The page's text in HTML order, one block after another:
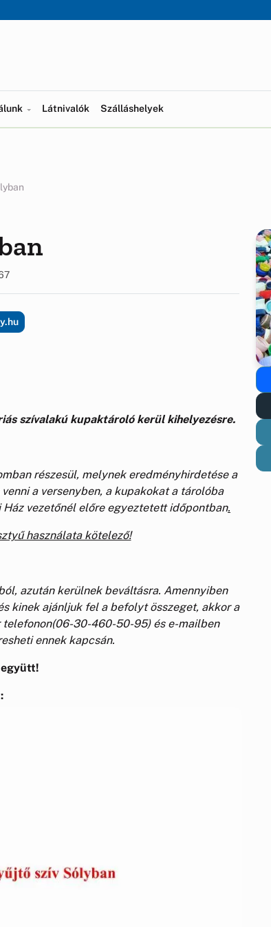
Látnivalók Szálláshelyek
szívalakú kupaktároló kerül kihelyezésre.
részesül, melynek eredményhirdetése a
a versenyben, a kupakokat a tárolóba
vezetőnél előre egyeztetett időpontban.
használata kötelező!
azután kerülnek beváltásra. Amennyiben
kinek ajánljuk fel a befolyt összeget, akkor a
telefonon(06-30-460-50-95) és e-mailben
ennek kapcsán.